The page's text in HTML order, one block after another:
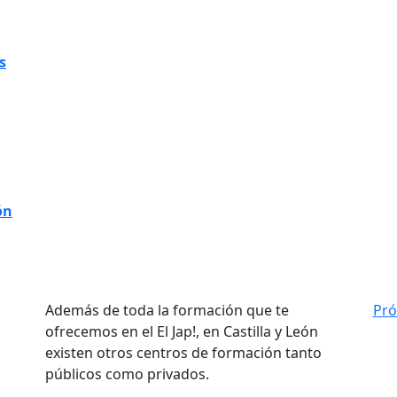
Además de toda la formación que te
ofrecemos en el El Jap!, en Castilla y León
existen otros centros de formación tanto
públicos como privados.